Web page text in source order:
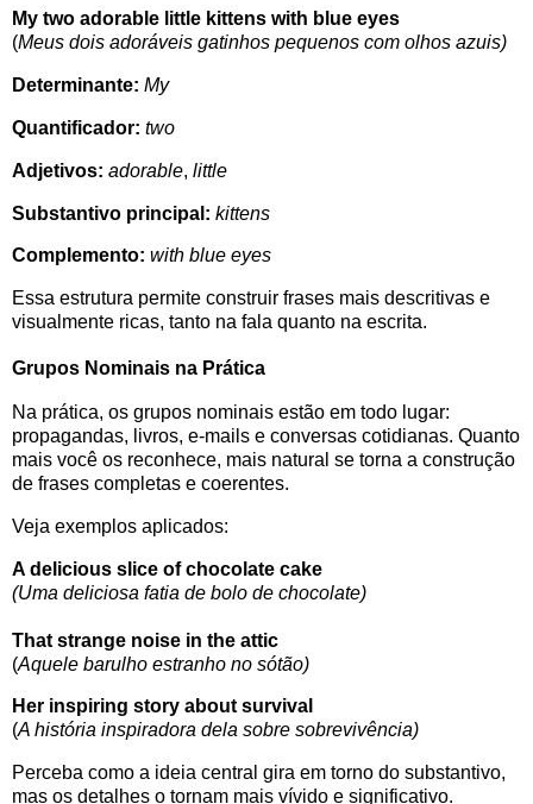
My two adorable little kittens with blue eyes
(Meus dois adoráveis gatinhos pequenos com olhos azuis)
Determinante: My
Quantificador: two
Adjetivos: adorable, little
Substantivo principal: kittens
Complemento: with blue eyes
Essa estrutura permite construir frases mais descritivas e
visualmente ricas, tanto na fala quanto na escrita.
Grupos Nominais na Prática
Na prática, os grupos nominais estão em todo lugar:
propagandas, livros, e-mails e conversas cotidianas. Quanto
mais você os reconhece, mais natural se torna a construção
de frases completas e coerentes.
Veja exemplos aplicados:
A delicious slice of chocolate cake
(Uma deliciosa fatia de bolo de chocolate)
That strange noise in the attic
(Aquele barulho estranho no sótão)
Her inspiring story about survival
(A história inspiradora dela sobre sobrevivência)
Perceba como a ideia central gira em torno do substantivo,
mas os detalhes o tornam mais vívido e significativo.